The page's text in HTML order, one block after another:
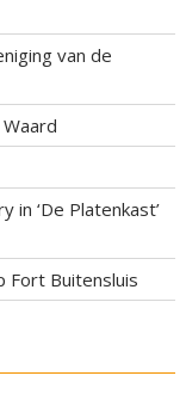
van de
in ‘De Platenkast’
Fort Buitensluis